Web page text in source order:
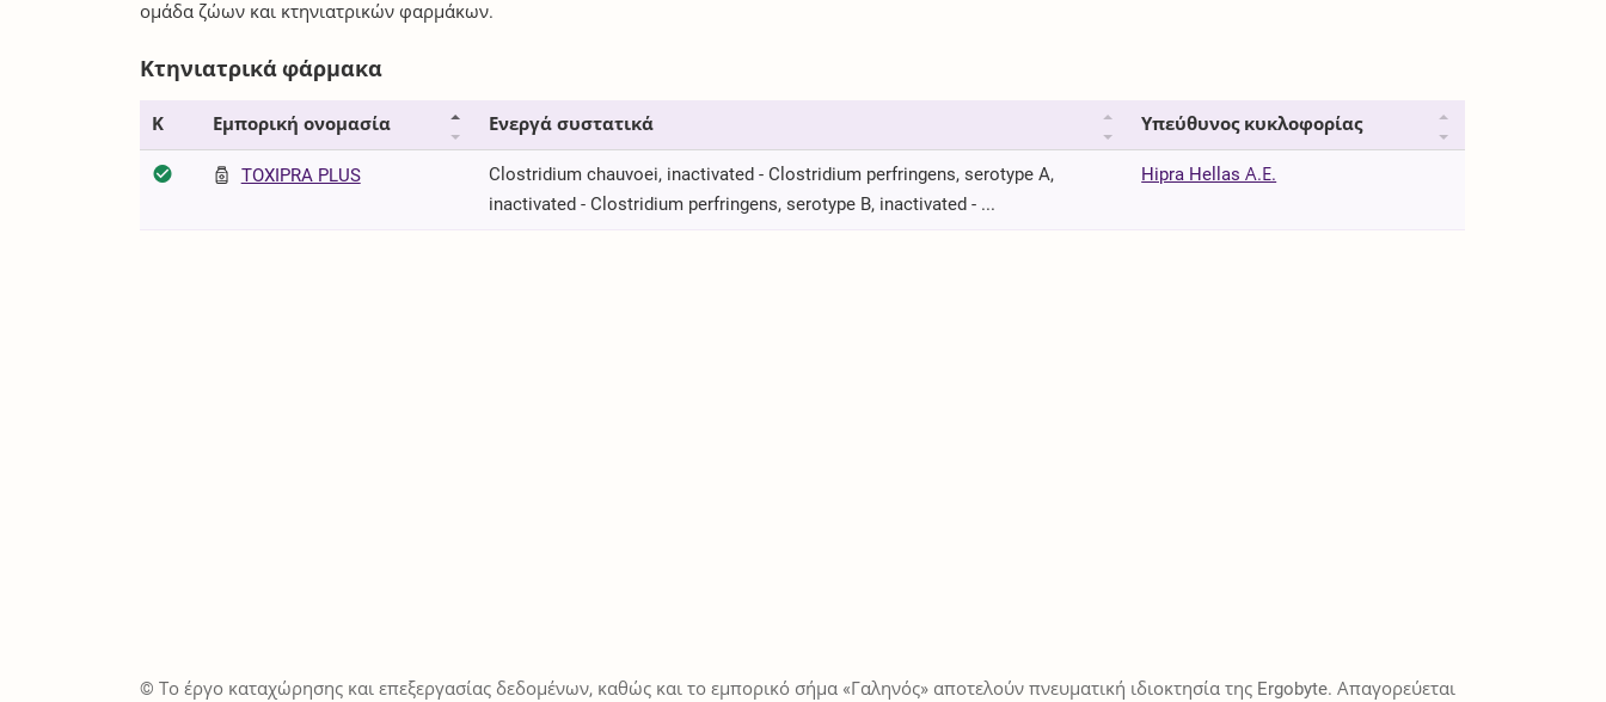
ομάδα ζώων και κτηνιατρικών φαρμάκων.
Κτηνιατρικά φάρμακα
Κ Εμπορική ονομασία Ενεργά συστατικά Υπεύθυνος κυκλοφορίας
TOXIPRA PLUS
Clostridium chauvoei, inactivated - Clostridium perfringens, serotype A,
inactivated - Clostridium perfringens, serotype B, inactivated - ...
Hipra Hellas Α.Ε.
© Το έργο καταχώρησης και επεξεργασίας δεδομένων, καθώς και το εμπορικό σήμα «Γαληνός» αποτελούν πνευματική ιδιοκτησία της Ergobyte. Απαγορεύεται